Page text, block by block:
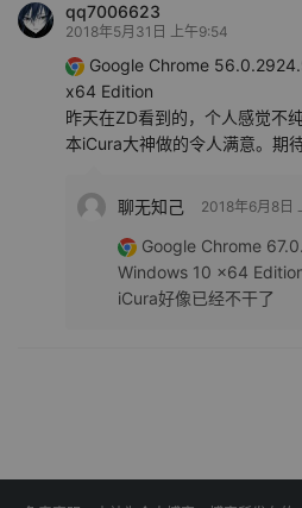
qq7006623
2018年5月31日 上午9:54
Google Chrome
x64 Edition
昨天在ZD看到的，个人感觉不
本iCura大神做的令人满意。期
聊无知己 2018年6月8日
Google Chrome
Windows 10 x64
iCura好像已经不干了